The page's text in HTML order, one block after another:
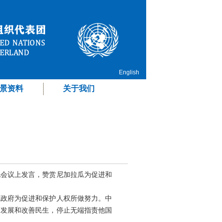
English
资料 关于我们
议上发言，赞赏尼加拉瓜为促进和
府为促进和保护人权所做努力。中
展和改善民生，停止无端指责他国